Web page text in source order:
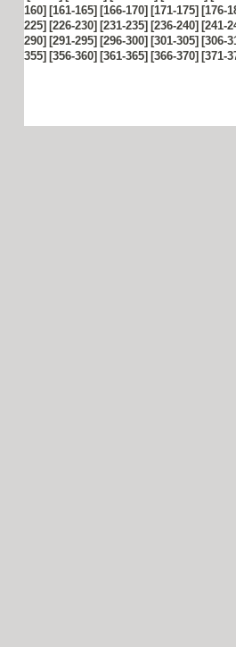
160] [161-165] [166-170] [171-175] [176-
225] [226-230] [231-235] [236-240] [241-
290] [291-295] [296-300] [301-305] [306-
355] [356-360] [361-365] [366-370] [371-